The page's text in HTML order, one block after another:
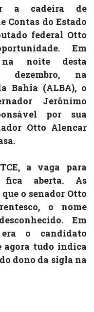
a cadeira de
Contas do Estado
federal Otto
Em
na noite desta
dezembro, na
Bahia (ALBA), o
Jerônimo
por sua
Otto Alencar
a vaga para
fica aberta. As
o senador Otto
o nome
Em
o candidato
agora tudo indica
dono da sigla na